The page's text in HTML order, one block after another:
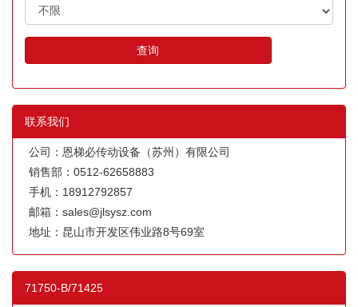
查询
联系我们
公司：恩梯必传动设备（苏州）有限公司
销售部：0512-62658883
手机：18912792857
邮箱：sales@jlsysz.com
地址：昆山市开发区伟业路8号69室
71750-B/71425